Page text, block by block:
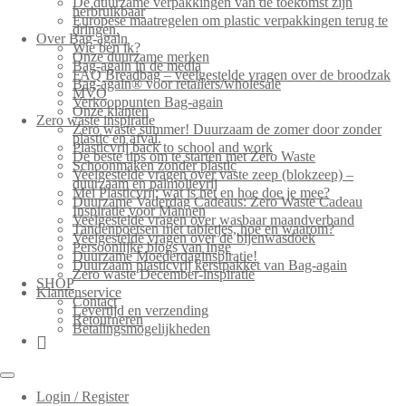
herbruikbaar
Europese maatregelen om plastic verpakkingen terug te
dringen.
Over Bag-again
Wie ben ik?
Onze duurzame merken
Bag-again in de media
FAQ Breadbag – veelgestelde vragen over de broodzak
Bag-again® voor retailers/wholesale
MVO
Verkooppunten Bag-again
Onze klanten
Zero waste inspiratie
Zero waste summer! Duurzaam de zomer door zonder
plastic en afval.
Plasticvrij back to school and work
De beste tips om te starten met Zero Waste
Schoonmaken zonder plastic
Veelgestelde vragen over vaste zeep (blokzeep) –
duurzaam en palmolievrij
Mei Plasticvrij: wat is het en hoe doe je mee?
Duurzame Vaderdag Cadeaus: Zero Waste Cadeau
Inspiratie voor Mannen
Veelgestelde vragen over wasbaar maandverband
Tandenpoetsen met tabletjes, hoe en waarom?
Veelgestelde vragen over de bijenwasdoek
Persoonlijke blogs van Inge
Duurzame Moederdaginspiratie!
Duurzaam plasticvrij kerstpakket van Bag-again
Zero waste December-inspiratie
SHOP
Klantenservice
Contact
Levertijd en verzending
Retourneren
Betalingsmogelijkheden
Login / Register